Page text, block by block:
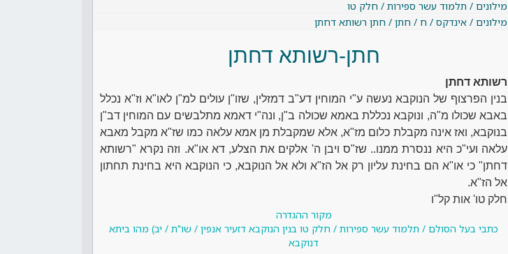
מילונים / תלמוד עשר ספירות / חלק טו
מילונים / אינדקס / ח / חתן / חתן רשותא דחתן
חתן-רשותא דחתן
רשותא דחתן
בנין הפרצוף של הנוקבא נעשה ע"י המוחין דע"ב דמזלין, שזו"ן עולים למ"ן לאו"א וז"א נכלל
באבא שכולו מ"ה, ונוקבא נכללת באמא שכולה ב"ן, ונה"י דאמא מתלבשים עם המוחין דב"ן
בנוקבא, ואז אינה מקבלת כלום מז"א, אלא שמקבלת מן אמא עלאה כמו שז"א מקבל מאבא
עלאה ועי"כ היא ננסרת ממנו.. שז"ס ויבן ה' אלקים את הצלע, דא או"א. וזה נקרא "רשותא
דחתן" כי או"א הם בחינת עליון רק אל הז"א ולא אל הנוקבא, כי הנוקבא היא בחינת תחתון
אל הז"א.
חלק טו' אות קל"ו
מקור ההגדרה
כתבי בעל הסולם / תלמוד עשר ספירות / חלק טו בנין הנוקבא דזעיר אנפין / שו"ת / יב) מהו ביתא
דנוקבא